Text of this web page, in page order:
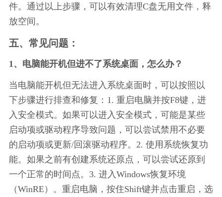
件。通过以上步骤，可以有效清理C盘无用文件，释
放空间。
五、常见问题：
1、电脑能开机但进不了系统桌面，怎么办？
当电脑能开机但无法进入系统桌面时，可以按照以
下步骤进行排查和修复：1. 重启电脑并按F8键，进
入安全模式。如果可以进入安全模式，可能是某些
启动项或驱动程序导致问题，可以尝试禁用不必要
的启动项或更新/回滚驱动程序。2. 使用系统恢复功
能。如果之前有创建系统还原点，可以尝试还原到
一个正常的时间点。3. 进入Windows恢复环境
（WinRE）。重启电脑，按住Shift键并点击重启，选